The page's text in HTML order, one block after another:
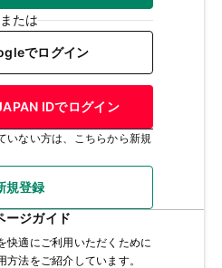
または
でログイン
IDでログイン
いない方は、こちらから新規
規登録
ージガイド
快適にご利用いただくために
方法をご紹介しています。